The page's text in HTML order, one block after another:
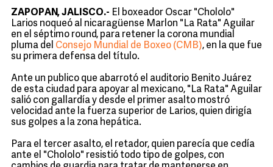
ZAPOPAN, JALISCO.- El boxeador Oscar "Chololo"
Larios noqueó al nicaragüense Marlon "La Rata" Aguilar
en el séptimo round, para retener la corona mundial
pluma del Consejo Mundial de Boxeo (CMB), en la que fue
su primera defensa del título.
Ante un publico que abarrotó el auditorio Benito Juárez
de esta ciudad para apoyar al mexicano, "La Rata" Aguilar
salió con gallardía y desde el primer asalto mostró
velocidad ante la fuerza superior de Larios, quien dirigía
sus golpes a la zona hepática.
Para el tercer asalto, el retador, quien parecía que cedía
ante el "Chololo" resistió todo tipo de golpes, con